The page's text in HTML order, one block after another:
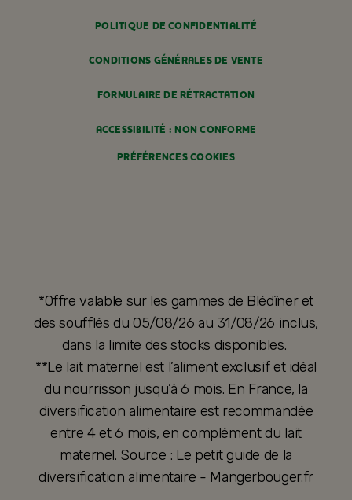
POLITIQUE DE CONFIDENTIALITÉ
CONDITIONS GÉNÉRALES DE VENTE
FORMULAIRE DE RÉTRACTATION
ACCESSIBILITÉ : NON CONFORME
PRÉFÉRENCES COOKIES
*Offre valable sur les gammes de Blédîner et
des soufflés du 05/08/26 au 31/08/26 inclus,
dans la limite des stocks disponibles.
**Le lait maternel est l’aliment exclusif et idéal
du nourrisson jusqu’à 6 mois. En France, la
diversification alimentaire est recommandée
entre 4 et 6 mois, en complément du lait
maternel. Source : Le petit guide de la
diversification alimentaire - Mangerbouger.fr